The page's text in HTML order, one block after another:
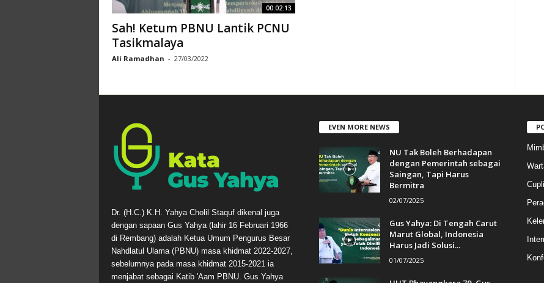
00:02:13
Sah! Ketum PBNU Lantik PCNU
Tasikmalaya
Ali Ramadhan - 27/03/2022
Dr. (H.C.) K.H. Yahya Cholil Staquf dikenal juga
dengan sapaan Gus Yahya (lahir 16 Februari 1966
di Rembang) adalah Ketua Umum Pengurus Besar
Nahdlatul Ulama (PBNU) masa khidmat 2022-2027,
sebelumnya pada masa khidmat 2015-2021 ia
menjabat sebagai Katib 'Aam PBNU. Gus Yahya
EVEN MORE NEWS
NU Tak Boleh Berhadapan
dengan Pemerintah sebagai
Saingan, Tapi Harus
Bermitra
02/07/2025
Gus Yahya: Di Tengah Carut
Marut Global, Indonesia
Harus Jadi Solusi...
01/07/2025